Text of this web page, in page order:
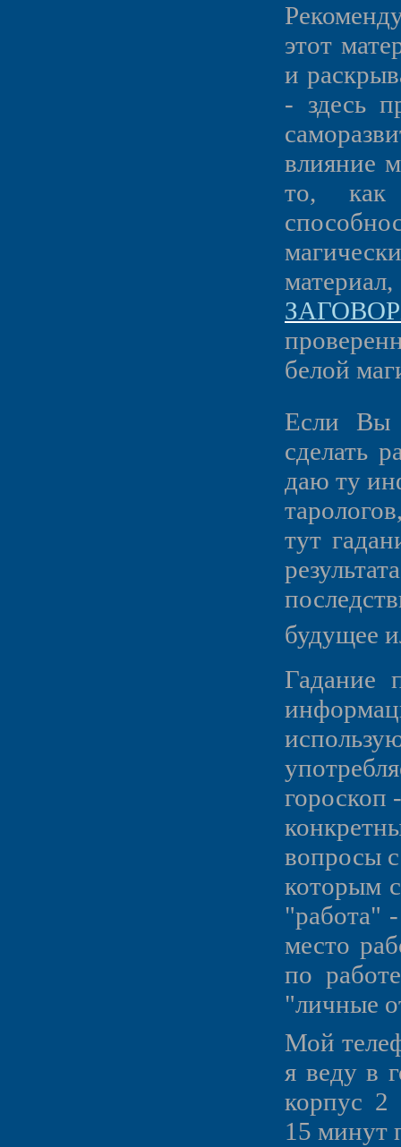
этот
и
- здесь
влияние
то, как
белой
Если Вы
сделать
даю ту
тут
будущее
Гадание
гороскоп
вопросы
которым
"работа"
место
по
"личные
Мой
я веду в
корпус 2
15 минут